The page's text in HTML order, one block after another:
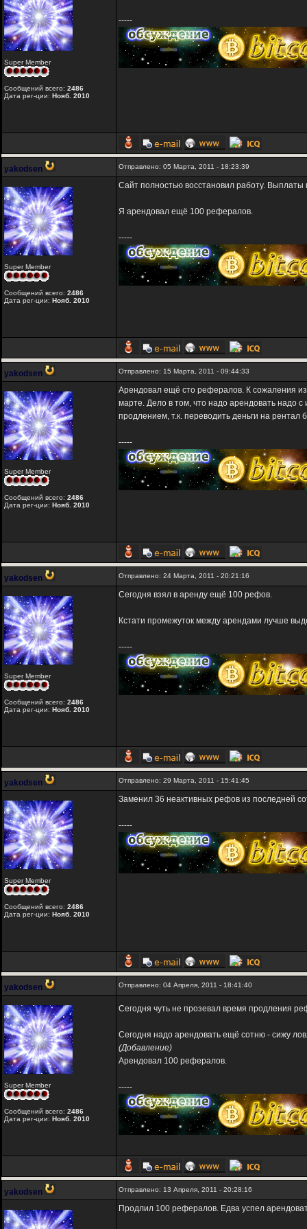
Super Member
Сообщений всего: 2486
Дата рег-ции: Нояб. 2010
-----
yakodsen Отправлено: 05 Марта, 2011 - 18:23:39
Super Member
Сообщений всего: 2486
Дата рег-ции: Нояб. 2010
Сайт полностью восстановил работу.
Я арендовал ещё 100 рефералов.
-----
yakodsen Отправлено: 15 Марта, 2011 - 09:44:33
Super Member
Сообщений всего: 2486
Дата рег-ции: Нояб. 2010
Арендовал ещё сто рефералов. К сожаления
марте. Дело в том, что надо арендовать надо
продлением, т.к. переводить деньги на рентал
-----
yakodsen Отправлено: 24 Марта, 2011 - 20:21:16
Super Member
Сообщений всего: 2486
Дата рег-ции: Нояб. 2010
Сегодня взял в аренду ещё 100 рефов.
Кстати промежуток между арендами лучше
-----
yakodsen Отправлено: 29 Марта, 2011 - 15:41:45
Super Member
Сообщений всего: 2486
Дата рег-ции: Нояб. 2010
Заменил 36 неактивных рефов из последней
-----
yakodsen Отправлено: 04 Апреля, 2011 - 18:41:40
Super Member
Сообщений всего: 2486
Дата рег-ции: Нояб. 2010
Сегодня чуть не прозевал время продления
Сегодня надо арендовать ещё сотню - сижу
(Добавление)
Арендовал 100 рефералов.
-----
yakodsen Отправлено: 13 Апреля, 2011 - 20:28:16
Продлил 100 рефералов. Едва успел